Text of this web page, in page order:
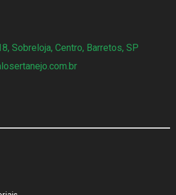
Sobreloja, Centro, Barretos, SP